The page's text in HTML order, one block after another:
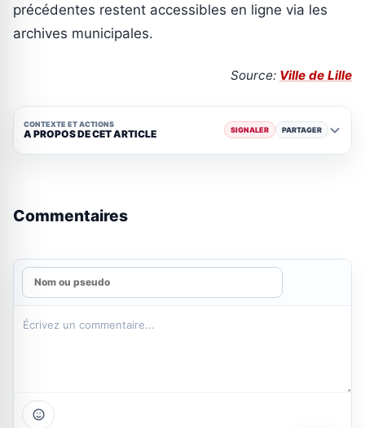
précédentes restent accessibles en ligne via les
archives municipales.
Source: Ville de Lille
CONTEXTE ET ACTIONS
A PROPOS DE CET ARTICLE SIGNALER PARTAGER
Commentaires